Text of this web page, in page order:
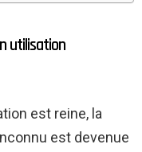
utilisation
est reine, la
est devenue